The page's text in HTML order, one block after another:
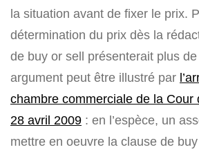
la situation avant de fixer le prix.
détermination du prix dès la
de buy or sell présenterait plus
argument peut être illustré par
chambre commerciale de la Cour
28 avril 2009 : en l’espèce, un
mettre en oeuvre la clause de